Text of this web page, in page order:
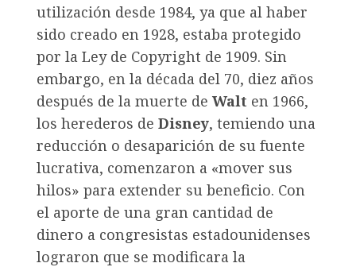
utilización desde 1984, ya que al haber
sido creado en 1928, estaba protegido
por la Ley de Copyright de 1909. Sin
embargo, en la década del 70, diez años
después de la muerte de Walt en 1966,
los herederos de Disney, temiendo una
reducción o desaparición de su fuente
lucrativa, comenzaron a «mover sus
hilos» para extender su beneficio. Con
el aporte de una gran cantidad de
dinero a congresistas estadounidenses
lograron que se modificara la